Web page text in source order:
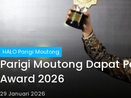
HALO Parigi Moutong
Parigi Moutong Dapat
Award 2026
29 Januari 2026